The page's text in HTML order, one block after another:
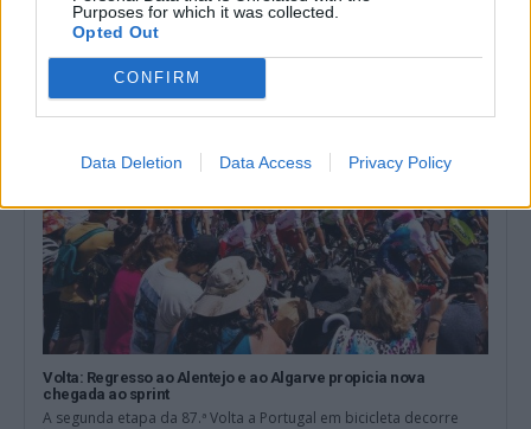
Purposes for which it was collected.
Opted Out
CONFIRM
Data Deletion Data Access Privacy Policy
8 Agosto, 2026 - 00:43
Volta: Regresso ao Alentejo e ao Algarve propicia nova
chegada ao sprint
A segunda etapa da 87.ª Volta a Portugal em bicicleta decorre